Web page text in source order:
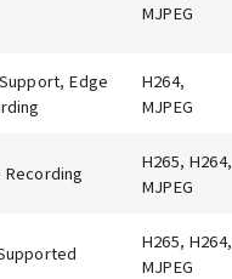
MJPEG
Edge
H264,
MJPEG
Recording
H265, H264,
MJPEG
H265, H264,
MJPEG